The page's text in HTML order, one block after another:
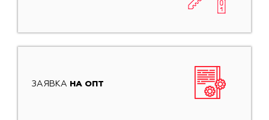
ЗАЯВКА НА ОПТ